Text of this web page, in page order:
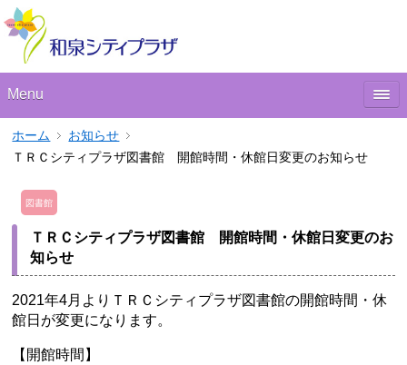
Menu
ホーム
お知らせ
ＴＲＣシティプラザ図書館 開館時間・休館日変更のお知らせ
図書館
ＴＲＣシティプラザ図書館 開館時間・休館日変更のお
知らせ
2021年4月よりＴＲＣシティプラザ図書館の開館時間・休
館日が変更になります。
【開館時間】